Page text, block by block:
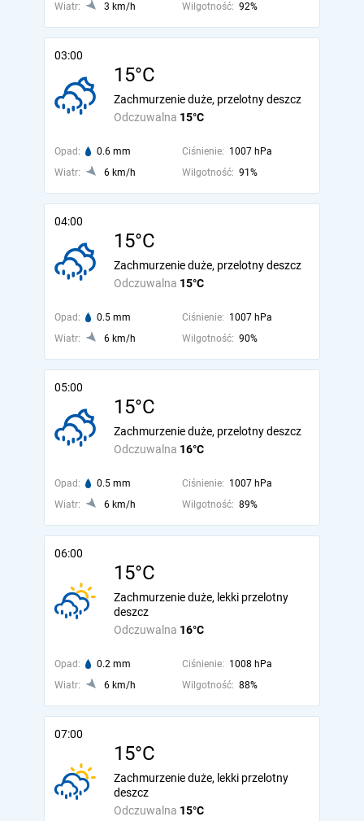
Wiatr:
3 km/h Wilgotność: 92%
03:00
15°C
Odczuwalna 15°C
Zachmurzenie duże, przelotny deszcz
Opad: 0.6 mm Ciśnienie: 1007 hPa
Wiatr:
6 km/h Wilgotność: 91%
04:00
15°C
Odczuwalna 15°C
Zachmurzenie duże, przelotny deszcz
Opad: 0.5 mm Ciśnienie: 1007 hPa
Wiatr:
6 km/h Wilgotność: 90%
05:00
15°C
Odczuwalna 16°C
Zachmurzenie duże, przelotny deszcz
Opad: 0.5 mm Ciśnienie: 1007 hPa
Wiatr:
6 km/h Wilgotność: 89%
06:00
15°C
Odczuwalna 16°C
Zachmurzenie duże, lekki przelotny
deszcz
Opad: 0.2 mm Ciśnienie: 1008 hPa
Wiatr:
6 km/h Wilgotność: 88%
07:00
15°C
Odczuwalna 15°C
Zachmurzenie duże, lekki przelotny
deszcz